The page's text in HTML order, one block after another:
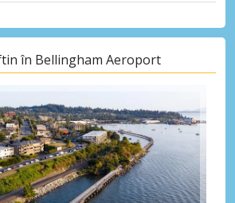
în Bellingham Aeroport